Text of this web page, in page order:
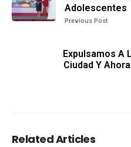
Adolescentes
Previous Post
Expulsamos A
Ciudad Y
Related Articles